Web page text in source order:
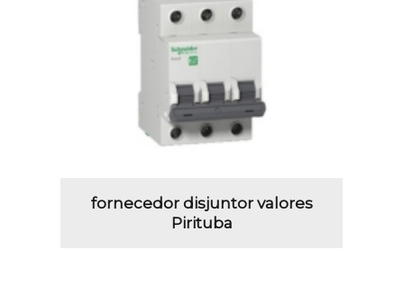
fornecedor disjuntor valores
Pirituba